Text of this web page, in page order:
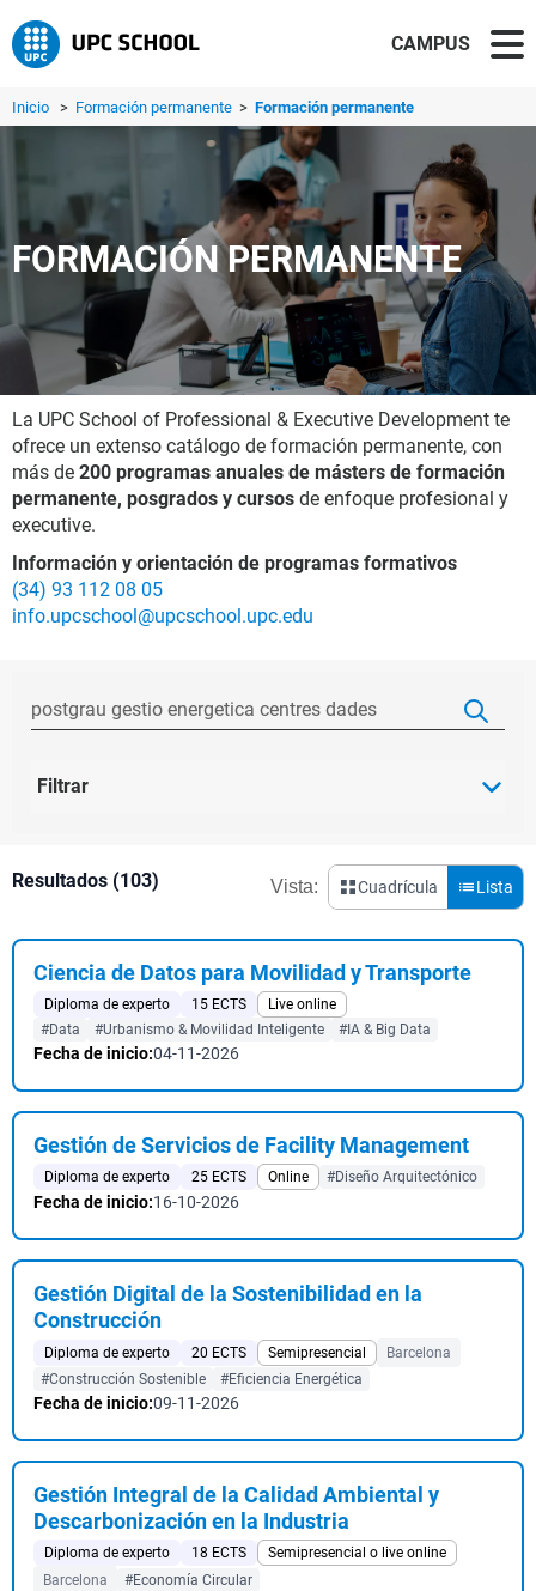
CAMPUS
Inicio > Formación permanente > Formación permanente
FORMACIÓN PERMANENTE
La UPC School of Professional & Executive Development te
ofrece un extenso catálogo de formación permanente, con
más de 200 programas anuales de másters de formación
permanente, posgrados y cursos de enfoque profesional y
executive.
Información y orientación de programas formativos
(34) 93 112 08 05
info.upcschool@upcschool.upc.edu
Filtrar
Resultados (103) Vista: Cuadrícula Lista
Ciencia de Datos para Movilidad y Transporte
Diploma de experto 15 ECTS
Live online
#Data
#Urbanismo & Movilidad Inteligente #IA & Big Data
Fecha de inicio:04-11-2026
Gestión de Servicios de Facility Management
Diploma de experto 25 ECTS Online #Diseño Arquitectónico
Fecha de inicio:16-10-2026
Gestión Digital de la Sostenibilidad en la
Construcción
Diploma de experto 20 ECTS Semipresencial
Barcelona
#Construcción Sostenible
#Eficiencia Energética
Fecha de inicio:09-11-2026
Gestión Integral de la Calidad Ambiental y
Descarbonización en la Industria
Diploma de experto 18 ECTS
Semipresencial o live online
Barcelona
#Economía Circular